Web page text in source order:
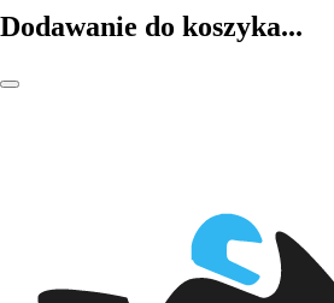
Dodawanie do koszyka...